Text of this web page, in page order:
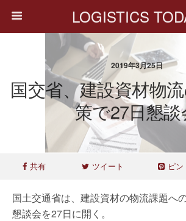
LOGISTICS
2019年3月25日
国交省、建設資材物
策で27日懇談
共有 ツイート ピン
国土交通省は、建設資材の物流課題へ
懇談会を27日に開く。